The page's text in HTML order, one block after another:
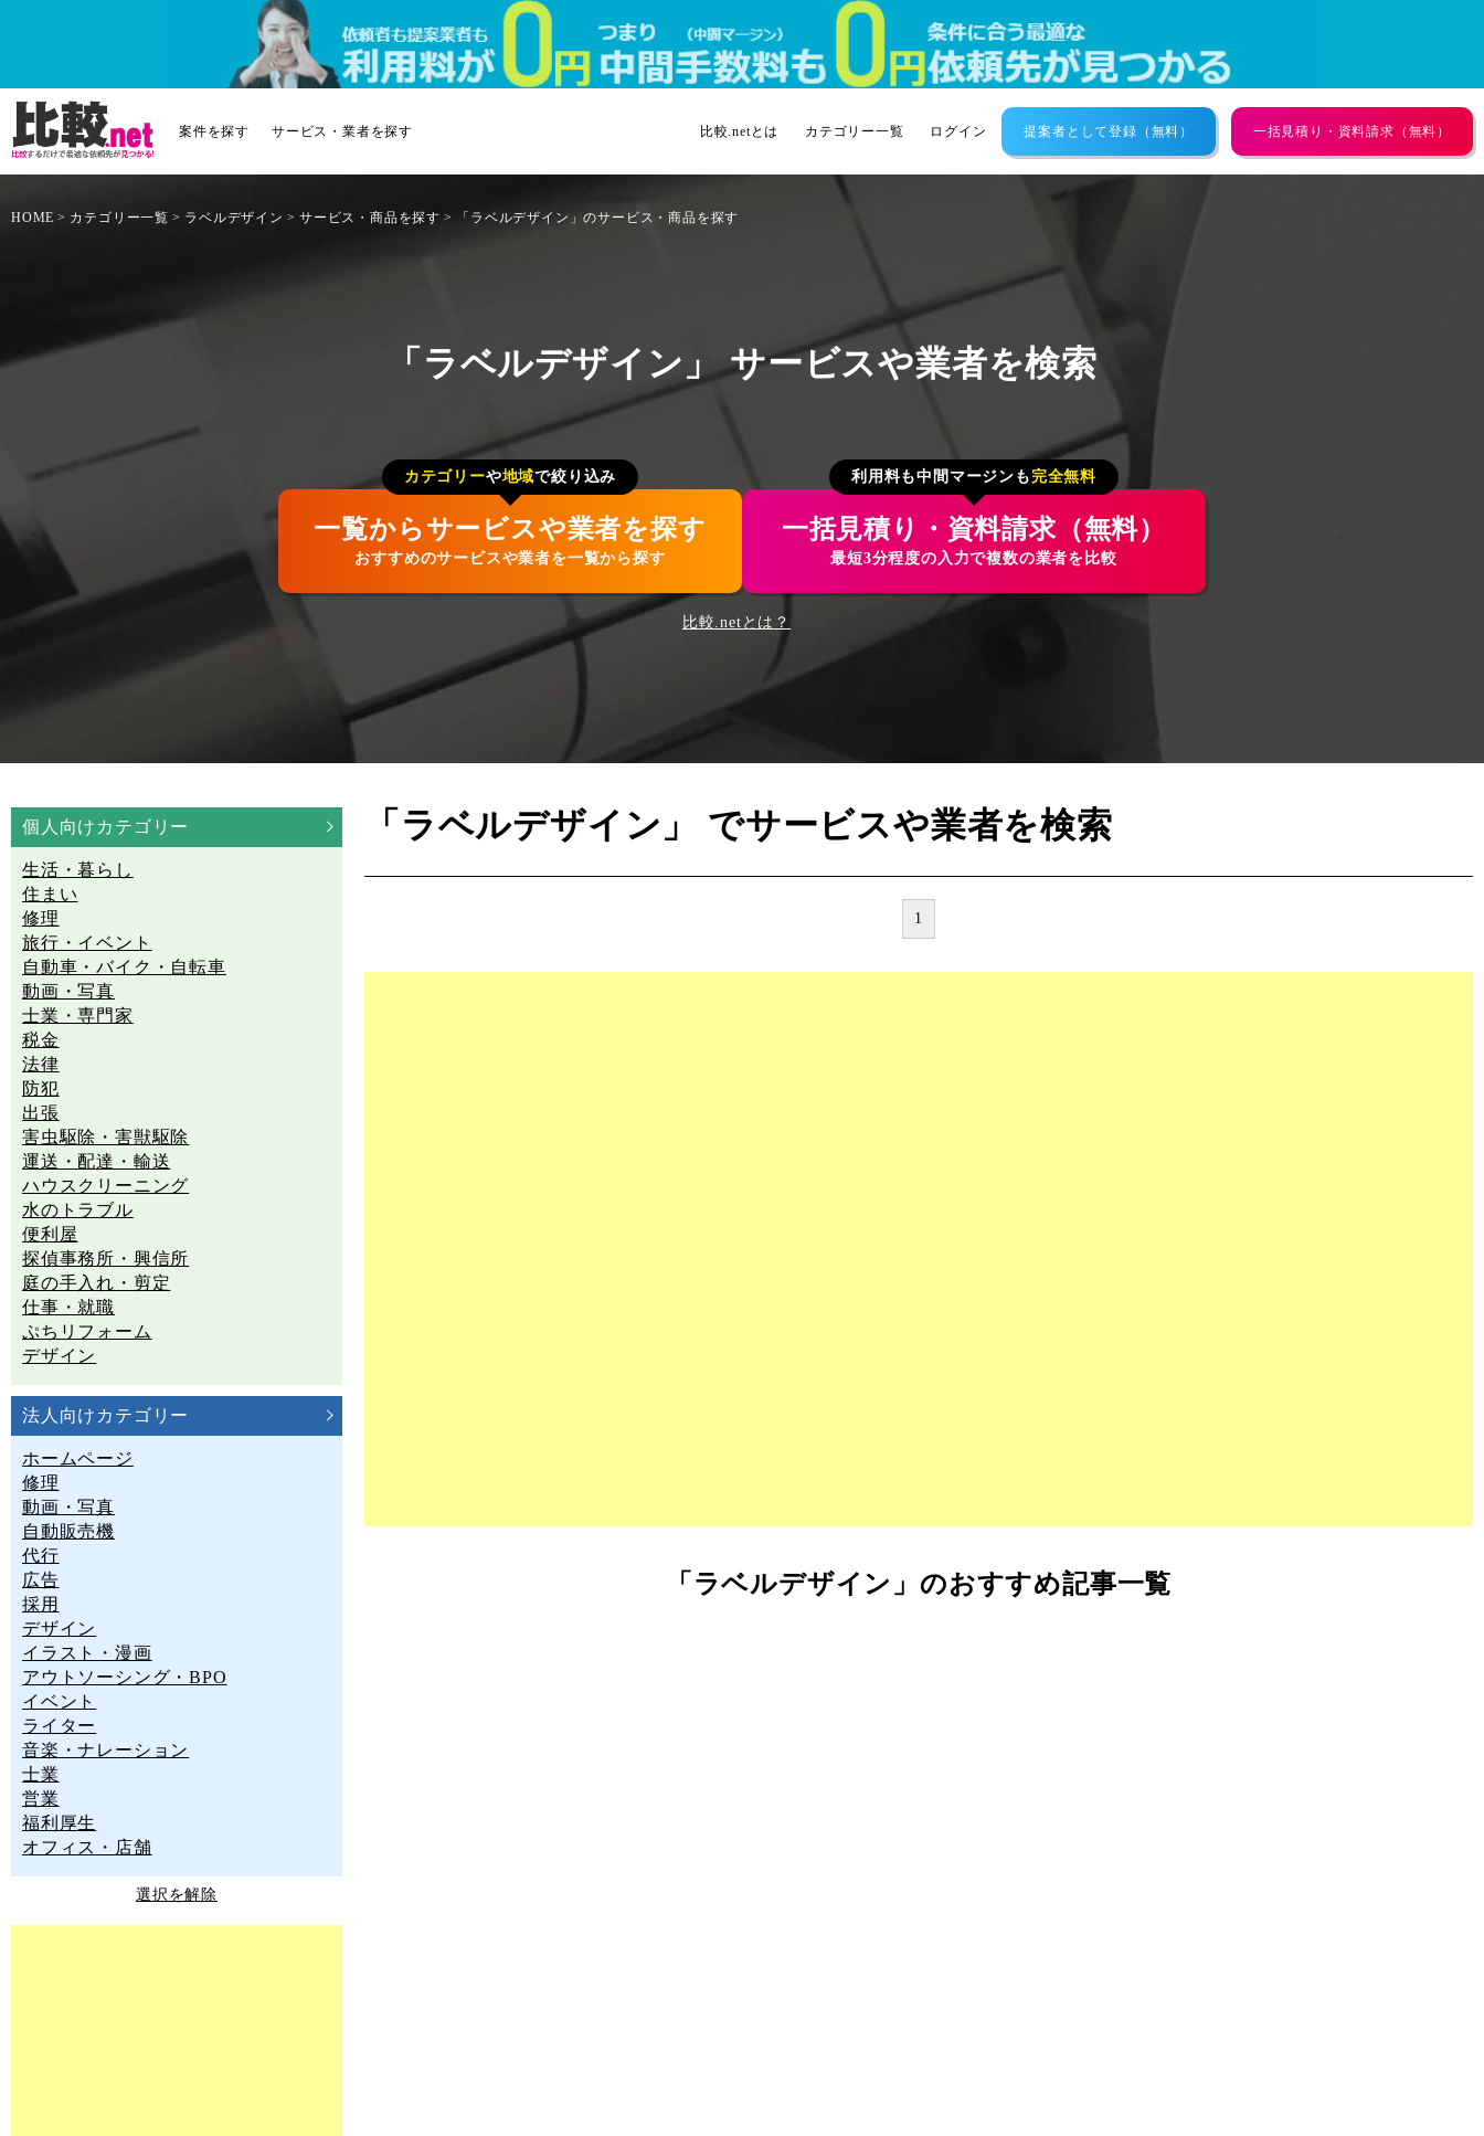
案件を探す サービス・業者を探す 比較.netとは カテゴリー一覧 ログイン 提案者として登録（無料） 一括見積り・資料請求（無料）
HOME カテゴリー一覧 ラベルデザイン サービス・商品を探す 「ラベルデザイン」のサービス・商品を探す
「ラベルデザイン」 サービスや業者を検索
カテゴリーや地域で絞り込み
一覧からサービスや業者を探す
おすすめのサービスや業者を一覧から探す
利用料も中間マージンも 完全無料
一括見積り・資料請求（無料）
最短3分程度の入力で複数の業者を比較
比較.netとは？
個人向けカテゴリー
生活・暮らし
住まい
修理
旅行・イベント
自動車・バイク・自転車
動画・写真
士業・専門家
税金
法律
防犯
出張
害虫駆除・害獣駆除
運送・配達・輸送
ハウスクリーニング
水のトラブル
便利屋
探偵事務所・興信所
庭の手入れ・剪定
仕事・就職
ぷちリフォーム
デザイン
法人向けカテゴリー
ホームページ
修理
動画・写真
自動販売機
代行
広告
採用
デザイン
イラスト・漫画
アウトソーシング・BPO
イベント
ライター
音楽・ナレーション
士業
営業
福利厚生
オフィス・店舗
選択を解除
「ラベルデザイン」 でサービスや業者を検索
1
「ラベルデザイン」のおすすめ記事一覧